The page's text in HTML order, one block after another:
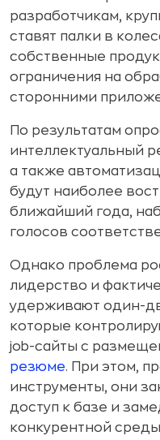
разработчикам,
ставят палки в
собственные
ограничения на
сторонними
По результатам
интеллектуальный
а также
будут наиболее
ближайший года,
голосов
Однако проблема
лидерство и
удерживают один-
которые
job-сайты с
резюме. При этом,
инструменты, они
доступ к базе и
конкурентной